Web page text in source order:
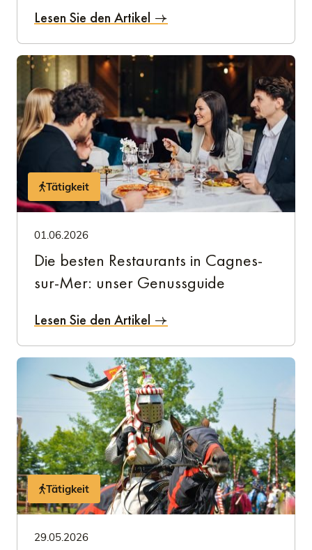
Lesen Sie den Artikel
Tätigkeit
01.06.2026
Die besten Restaurants in Cagnes-
sur-Mer: unser Genussguide
Lesen Sie den Artikel
Tätigkeit
29.05.2026